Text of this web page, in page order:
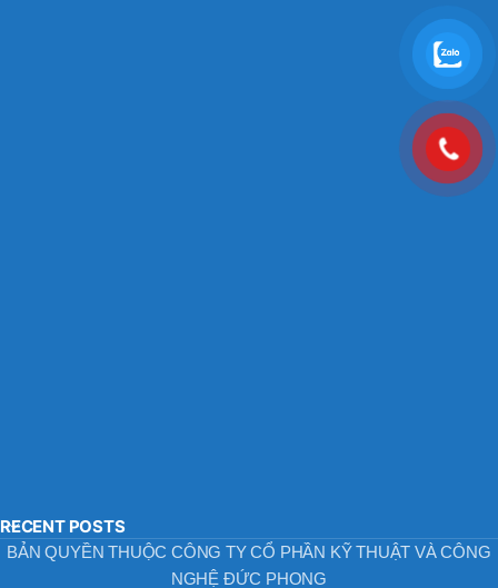
RECENT POSTS
BẢN QUYỀN THUỘC CÔNG TY CỔ PHẦN KỸ THUẬT VÀ CÔNG
NGHỆ ĐỨC PHONG